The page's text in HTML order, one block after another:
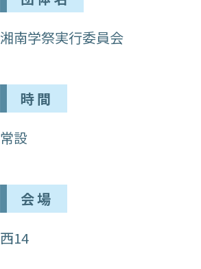
湘南学祭実行委員会
時間
常設
会場
西14